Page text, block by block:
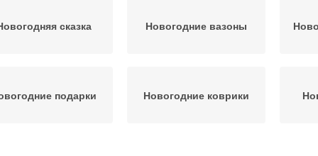
сказка Новогодние вазоны
подарки Новогодние коврики